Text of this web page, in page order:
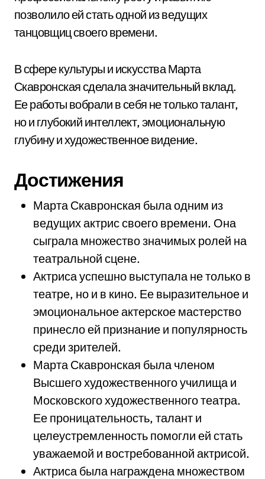
позволило ей стать одной из ведущих
танцовщиц своего времени.
В сфере культуры и искусства Марта
Скавронская сделала значительный вклад.
Ее работы вобрали в себя не только талант,
но и глубокий интеллект, эмоциональную
глубину и художественное видение.
Достижения
Марта Скавронская была одним из
ведущих актрис своего времени. Она
сыграла множество значимых ролей на
театральной сцене.
Актриса успешно выступала не только в
театре, но и в кино. Ее выразительное и
эмоциональное актерское мастерство
принесло ей признание и популярность
среди зрителей.
Марта Скавронская была членом
Высшего художественного училища и
Московского художественного театра.
Ее проницательность, талант и
целеустремленность помогли ей стать
уважаемой и востребованной актрисой.
Актриса была награждена множеством